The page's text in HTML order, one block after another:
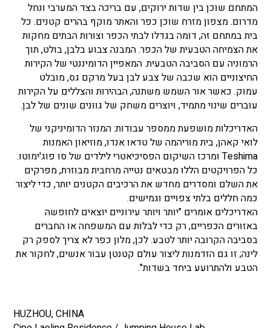
המתחם שוכן בין שדות ירוקים, עם בריכה בצד המערבי ונחל
מדרום. מצפון מזרח שוכן כפר והאתר מוקף בהרים קטנים. כל
בית במתחם זה, דומה בגדלו לבתי הכפר וצורות הבתים מחקות
את הצמיחה הטבעית של הכפר. המבנה צבוע בלבן, בולט, תוך
הרמוניה עם הסביבה הטבעית. המאפיין הדומיננטי של הקירות
החיצוניים הוא שכבה של צבע לבן בעל מרקם גס, מובלט
עמוק. כאשר אור השמש משתנה, הבהירות והצללים על הקירות
עוברים שינוי מתמיד, ויוצרים משחק של גוונים שונים של לבן.
האדריכלות מושפעת ממספר עבודות: המנזר הדומיניקני של
לואי קאהן, בית מוריהמה של טדאו אנדו, מוזיאון האמנות
Teshima ומרכז השיקום הפסיכיאטרי לילדים של סו פוג'ימוטו.
כל הפרויקטים הללו מבטאים נטייה מרחבית מבוזרת, מפרקים
את השלם ומסדרים מחדש את הרכיבים הקטנים יותר, כדי ליצור
כמה חללים בלתי צפויים וגמישים.
האדריכלים אומרים "יותר ויותר עירוניים יוצאים לחופשה
באזורים הכפריים, רק כדי לבלות עם המשפחה או החברים
בסביבה הקרובה יותר לטבע. לכן, מלון כפר לא צריך לספק רק
לינה; זו גם הזדמנות ליצור עולם קטנטן עבור אנשים, לחקור את
הטבע ולהתרועע ביחד בשדות".
HUZHOU, CHINA